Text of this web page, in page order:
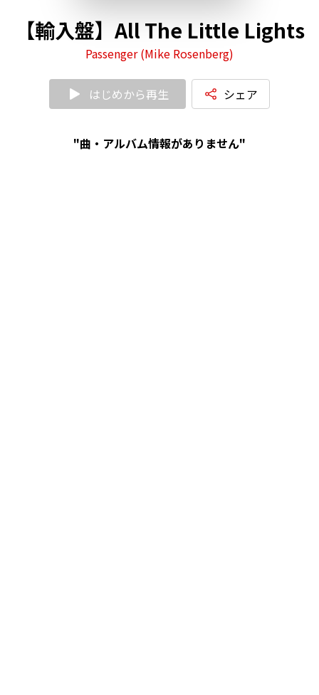
【輸入盤】All The Little Lights
Passenger (Mike Rosenberg)
はじめから再生 シェア
"曲・アルバム情報がありません"